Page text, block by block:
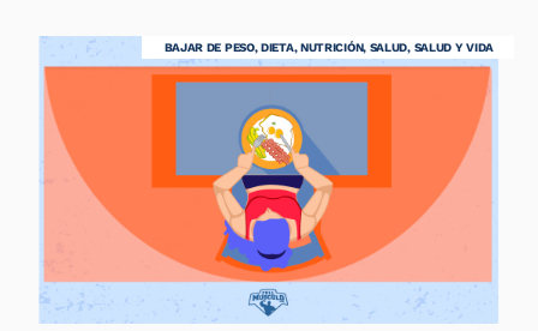
BAJAR DE PESO,DIETA,NUTRICIÓN, SALUD, SALUD Y VIDA